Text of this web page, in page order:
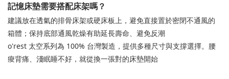
記憶床墊需要搭配床架嗎？
建議放在透氣的排骨床架或硬床板上，避免直接置於密閉不通風的
箱體；保持底部通風乾燥有助延長壽命、避免反潮
o'rest 太空系列為 100% 台灣製造，提供多種尺寸與支撐選擇。腰
痠背痛、淺眠睡不好，就從換一張對的床墊開始